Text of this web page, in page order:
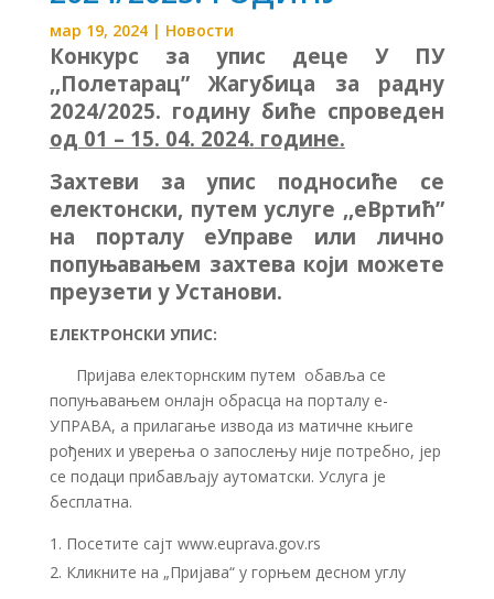
мар 19, 2024| Новости
Конкурс за упис деце У ПУ
,,Полетарац” Жагубица за радну
2024/2025. годину биће спроведен
од 01 – 15. 04. 2024. године.
Захтеви за упис подносиће се
електонски, путем услуге ,,еВртић”
на порталу еУправе или лично
попуњавањем захтева који можете
преузети у Установи.
ЕЛЕКТРОНСКИ УПИС:
Пријава електорнским путем обавља се
попуњавањем онлајн обрасца на порталу е-
УПРАВА, а прилагање извода из матичне књиге
рођених и уверења о запослењу није потребно, јер
се подаци прибављају аутоматски. Услуга је
бесплатна.
Посетите сајт www.euprava.gov.rs
2. Кликните на „Пријава“ у горњем десном углу